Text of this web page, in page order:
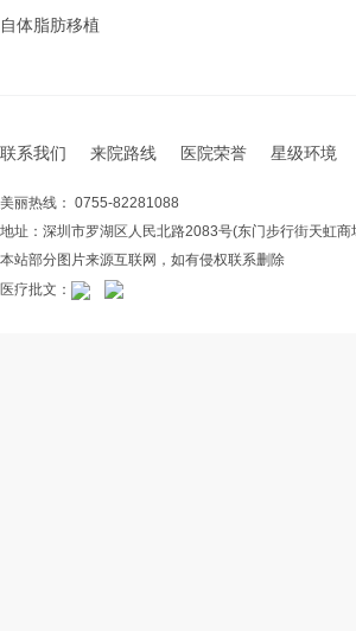
自体脂肪移植
联系我们 来院路线 医院荣誉 星级环境
美丽热线： 0755-82281088
地址：深圳市罗湖区人民北路2083号(东门步行街天虹商
本站部分图片来源互联网，如有侵权联系删除
医疗批文：